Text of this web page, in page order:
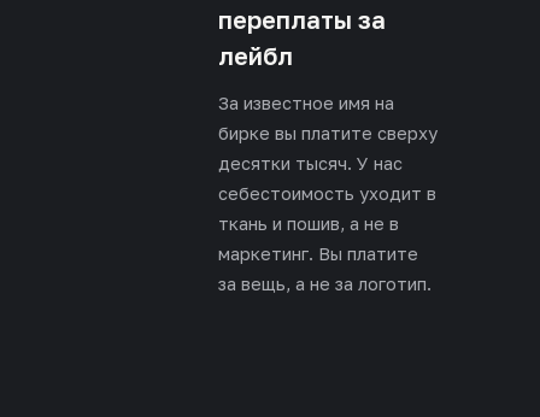
переплаты за
лейбл
За известное имя на
бирке вы платите сверху
десятки тысяч. У нас
себестоимость уходит в
ткань и пошив, а не в
маркетинг. Вы платите
за вещь, а не за логотип.